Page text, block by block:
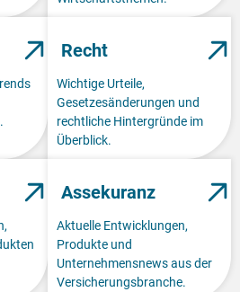
Recht
Wichtige Urteile,
Gesetzesänderungen und
rechtliche Hintergründe im
Überblick.
Assekuranz
Aktuelle Entwicklungen,
Produkte und
Unternehmensnews aus der
Versicherungsbranche.